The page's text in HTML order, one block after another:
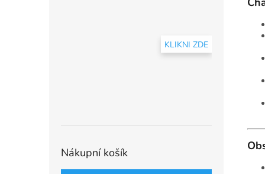
KLIKNI ZDE
Nákupní košík